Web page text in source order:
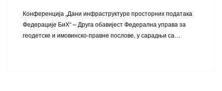
Конференција „Дани инфраструктуре просторних података
Федерације БиХ“ – Друга обавијест Федерална управа за
геодетске и имовинско-правне послове, у сарадњи са…